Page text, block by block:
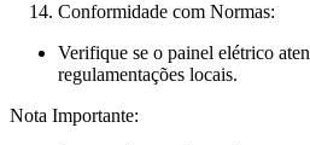
Conformidade com Normas:
Verifique se o painel elétrico
regulamentações locais.
Nota Importante: